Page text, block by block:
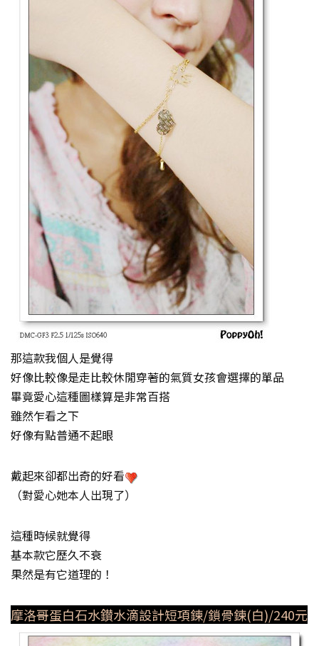
那這款我個人是覺得
好像比較像是走比較休閒穿著的氣質女孩會選擇的單品
畢竟愛心這種圖樣算是非常百搭
雖然乍看之下
好像有點普通不起眼
戴起來卻都出奇的好看
（對愛心她本人出現了）
這種時候就覺得
基本款它歷久不衰
果然是有它道理的！
摩洛哥蛋白石水鑚水滴設計短項鍊/鎖骨鍊(白)/240元